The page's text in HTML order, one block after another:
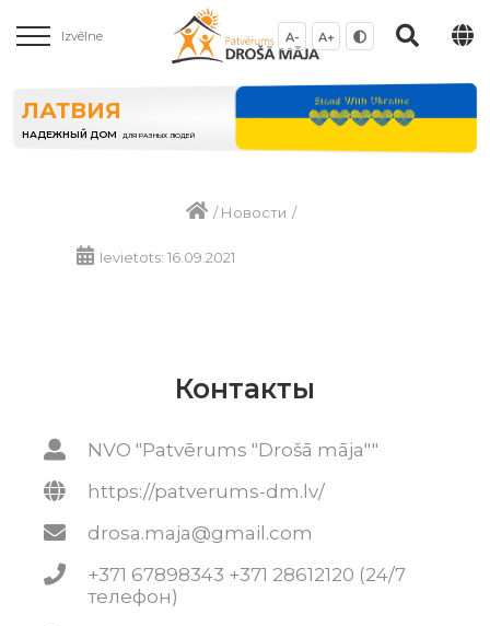
Izvēlne A- A+
ЛАТВИЯ
НАДЕЖНЫЙ ДОМ ДЛЯ РАЗНЫХ ЛЮДЕЙ
/Новости /
Ievietots: 16.09.2021
Контакты
NVO "Patvērums "Drošā māja""
https://patverums-dm.lv/
drosa.maja@gmail.com
+371 67898343 +371 28612120 (24/7
телефон)